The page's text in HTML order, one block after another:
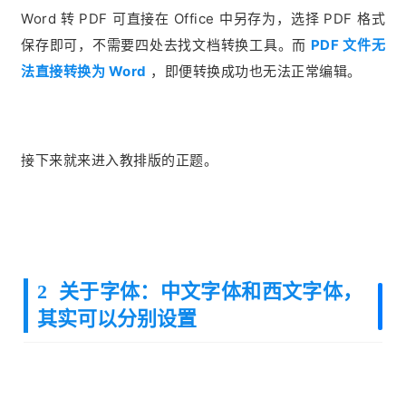
Word 转 PDF 可直接在 Office 中另存为，选择 PDF 格式
保存即可，不需要四处去找文档转换工具。而 PDF 文件无
法直接转换为 Word ，即便转换成功也无法正常编辑。
接下来就来进入教排版的正题。
2 关于字体：中文字体和西文字体，
其实可以分别设置